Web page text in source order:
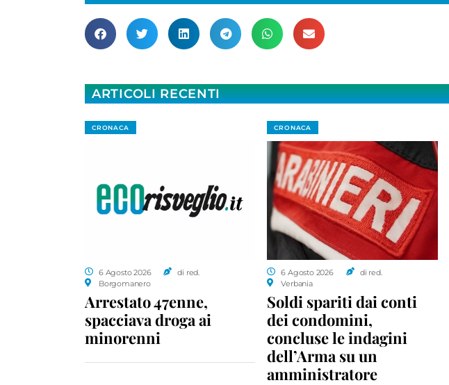
ARTICOLI RECENTI
CRONACA
6 Agosto 2026
di red.
Borgomanero
Arrestato 47enne,
spacciava droga ai
minorenni
CRONACA
6 Agosto 2026
di red.
Verbania
Soldi spariti dai conti
dei condomini,
concluse le indagini
dell’Arma su un
amministratore